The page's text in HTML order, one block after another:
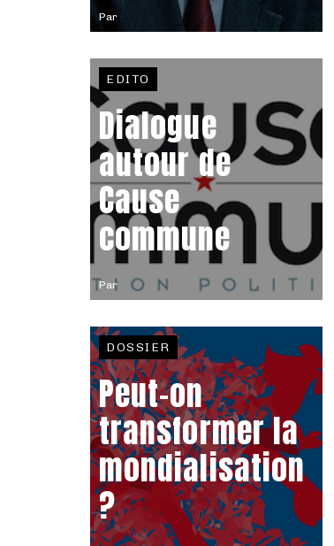
Par
Par
EDITO
Dialogue
autour de
Cause
commune
DOSSIER
Peut-on
transformer la
mondialisation
?